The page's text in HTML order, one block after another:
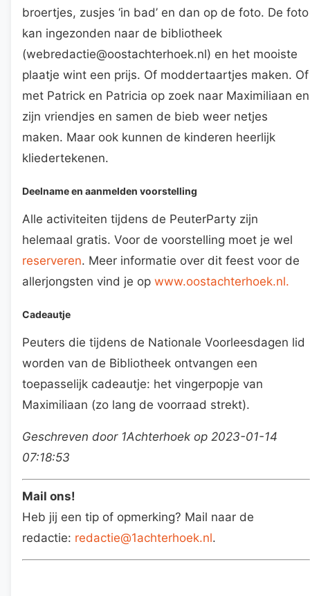
broertjes, zusjes ‘in bad’ en dan op de foto. De foto
kan ingezonden naar de bibliotheek
(webredactie@oostachterhoek.nl) en het mooiste
plaatje wint een prijs. Of moddertaartjes maken. Of
met Patrick en Patricia op zoek naar Maximiliaan en
zijn vriendjes en samen de bieb weer netjes
maken. Maar ook kunnen de kinderen heerlijk
kliedertekenen.
Deelname en aanmelden voorstelling
Alle activiteiten tijdens de PeuterParty zijn
helemaal gratis. Voor de voorstelling moet je wel
reserveren. Meer informatie over dit feest voor de
allerjongsten vind je op www.oostachterhoek.nl.
Cadeautje
Peuters die tijdens de Nationale Voorleesdagen lid
worden van de Bibliotheek ontvangen een
toepasselijk cadeautje: het vingerpopje van
Maximiliaan (zo lang de voorraad strekt).
Geschreven door 1Achterhoek op 2023-01-14
07:18:53
Mail ons!
Heb jij een tip of opmerking? Mail naar de
redactie: redactie@1achterhoek.nl.